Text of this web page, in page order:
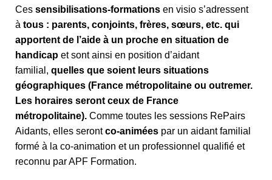
Ces sensibilisations-formations en visio s’adressent
à tous : parents, conjoints, frères, sœurs, etc. qui
apportent de l’aide à un proche en situation de
handicap et sont ainsi en position d’aidant
familial, quelles que soient leurs situations
géographiques (France métropolitaine ou outremer.
Les horaires seront ceux de France
métropolitaine). Comme toutes les sessions RePairs
Aidants, elles serontco-animées par un aidant familial
formé à la co-animation et un professionnel qualifié et
reconnu par APF Formation.